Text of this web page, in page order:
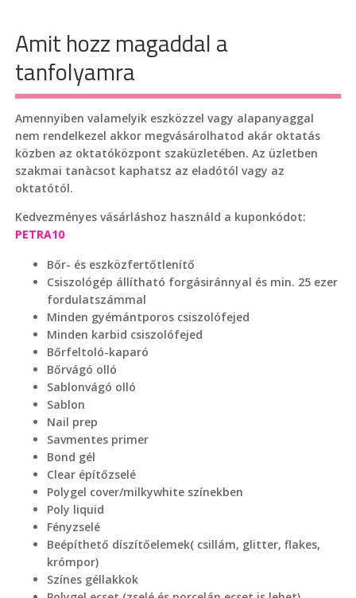
Amit hozz magaddal a
tanfolyamra
Amennyiben valamelyik eszközzel vagy alapanyaggal
nem rendelkezel akkor megvásárolhatod akár oktatás
közben az oktatóközpont szaküzletében. Az üzletben
szakmai tanàcsot kaphatsz az eladótól vagy az
oktatótól.
Kedvezményes vásárláshoz használd a kuponkódot:
PETRA10
Bőr- és eszközfertőtlenítő
Csiszológép állítható forgásiránnyal és min. 25 ezer
fordulatszámmal
Minden gyémántporos csiszolófejed
Minden karbid csiszolófejed
Bőrfeltoló-kaparó
Bőrvágó olló
Sablonvágó olló
Sablon
Nail prep
Savmentes primer
Bond gél
Clear építőzselé
Polygel cover/milkywhite színekben
Poly liquid
Fényzselé
Beépíthető díszítőelemek( csillám, glitter, flakes,
krómpor)
Színes géllakkok